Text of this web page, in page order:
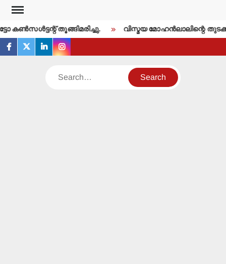
Skip
content
കണ്‍സള്‍ട്ടന്റ് തൂങ്ങിമരിച്ചു. വിസ്മയ മോഹന്‍ലാലിന്റെ
facebook
twitterlinkedininstagram
Search